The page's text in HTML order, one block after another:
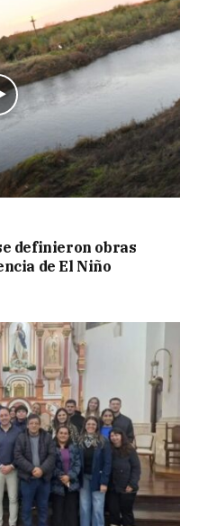
definieron obras
de El Niño